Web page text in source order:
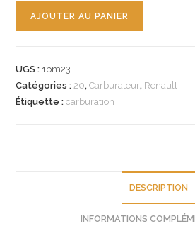
32DARA9
/
AJOUTER AU PANIER
UGS : 1pm23
Catégories :20,Carburateur, Renault
Étiquette :carburation
DESCRIPTION
INFORMATIONS